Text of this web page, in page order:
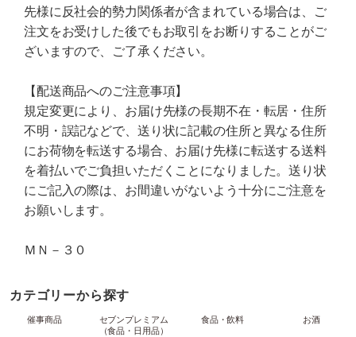
先様に反社会的勢力関係者が含まれている場合は、ご
注文をお受けした後でもお取引をお断りすることがご
ざいますので、ご了承ください。
【配送商品へのご注意事項】
規定変更により、お届け先様の長期不在・転居・住所
不明・誤記などで、送り状に記載の住所と異なる住所
にお荷物を転送する場合、お届け先様に転送する送料
を着払いでご負担いただくことになりました。送り状
にご記入の際は、お間違いがないよう十分にご注意を
お願いします。
ＭＮ－３０
カテゴリーから探す
催事商品
セブンプレミアム
（食品・日用品）
食品・飲料 お酒